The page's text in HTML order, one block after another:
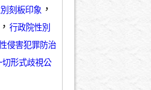
刻板印象 ，
行政院性別
侵害犯罪防治
形式歧視公